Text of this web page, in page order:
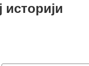
историји